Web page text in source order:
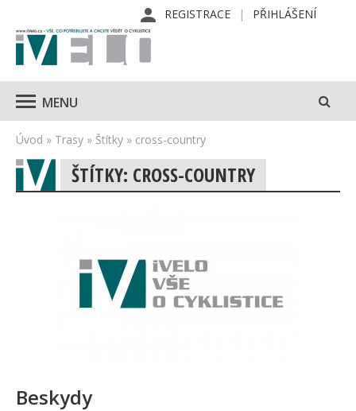
REGISTRACE PŘIHLÁŠENÍ
MENU
Úvod » Trasy » Štítky » cross-country
ŠTÍTKY: CROSS-COUNTRY
Beskydy